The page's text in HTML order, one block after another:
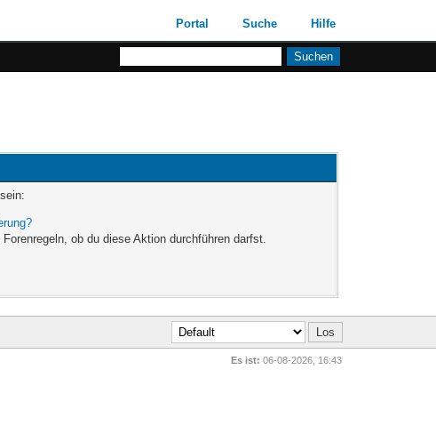
Portal Suche Hilfe
ob du diese Aktion durchführen darfst.
Es ist: 06-08-2026, 16:43